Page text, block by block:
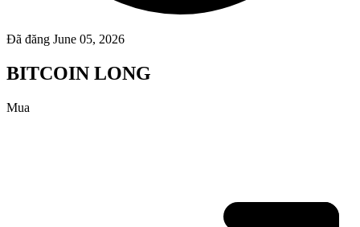
Đã đăng June 05, 2026
BITCOIN LONG
Mua